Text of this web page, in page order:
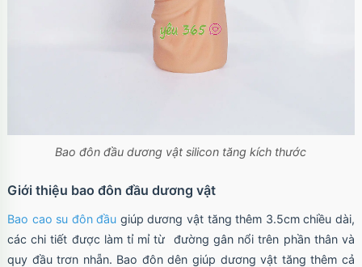
Bao đôn đầu dương vật silicon tăng kích thước
Giới thiệu bao đôn đầu dương vật
Bao cao su đôn đầu giúp dương vật tăng thêm 3.5cm chiều dài,
các chi tiết được làm tỉ mỉ từ đường gân nổi trên phần thân và
quy đầu trơn nhẵn. Bao đôn dên giúp dương vật tăng thêm cả